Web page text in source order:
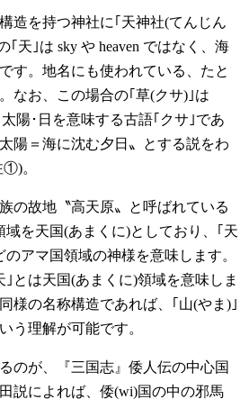
造を持つ神社に｢天神社(てんじん
｢天｣は sky や heaven ではなく、海
す。地名にも使われている、たと
なお、この場合の｢草(クサ)｣は
陽･日を意味する古語｢クサ｣であ
陽＝海に沈む夕日〟とする説をわ
。
の故地〝高天原〟と呼ばれている
を天国(あまくに)としており、｢天
アマ国領域の神様を意味します。
とは天国(あまくに)領域を意味しま
様の名称構造であれば、｢山(やま)｣
う理解が可能です。
のが、『三国志』倭人伝の中心国
説によれば、倭(wi)国の中の邪馬